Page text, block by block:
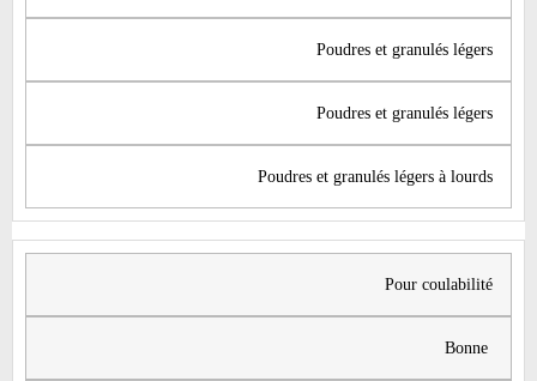
​​Poudres et granulés légers
​​Poudres et granulés légers
​​Poudres et granulés légers à lourds
​​​Pour coulabilité
​​Bonne ​